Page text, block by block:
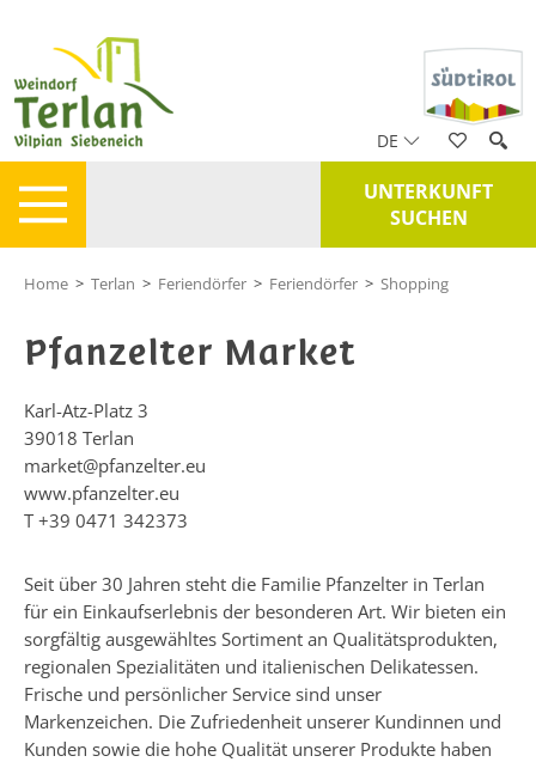
DE
UNTERKUNFT
SUCHEN
Home > Terlan > Feriendörfer > Feriendörfer > Shopping
Pfanzelter Market
Karl-Atz-Platz 3
39018 Terlan
market@pfanzelter.eu
www.pfanzelter.eu
T +39 0471 342373
Seit über 30 Jahren steht die Familie Pfanzelter in Terlan
für ein Einkaufserlebnis der besonderen Art. Wir bieten ein
sorgfältig ausgewähltes Sortiment an Qualitätsprodukten,
regionalen Spezialitäten und italienischen Delikatessen. ​
Frische und persönlicher Service sind unser
Markenzeichen. Die Zufriedenheit unserer Kundinnen und
Kunden sowie die hohe Qualität unserer Produkte haben